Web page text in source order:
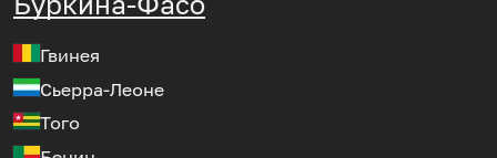
Гвинея
Сьерра-Леоне
Того